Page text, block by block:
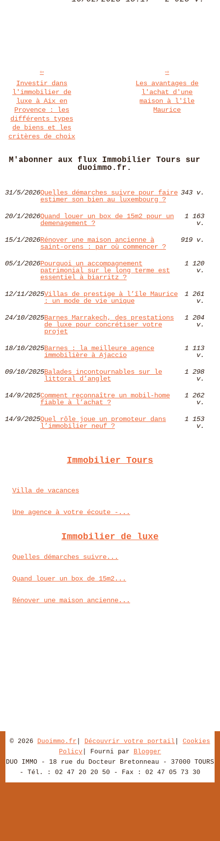
Investir dans
l'immobilier de
luxe à Aix en
Provence : les
différents types
de biens et les
critères de choix
Les avantages de
l'achat d'une
maison à l'île
Maurice
M'abonner aux flux Immobilier Tours sur
duoimmo.fr.
31/5/2026Quelles démarches suivre pour faire
estimer son bien au luxembourg ?
343 v.
20/1/2026Quand louer un box de 15m2 pour un
demenagement ?
1 163
v.
15/1/2026Rénover une maison ancienne à
saint-orens : par où commencer ?
919 v.
05/1/2026Pourquoi un accompagnement
patrimonial sur le long terme est
essentiel à biarritz ?
1 120
v.
12/11/2025Villas de prestige à l’île Maurice
: un mode de vie unique
1 261
v.
24/10/2025Barnes Marrakech, des prestations
de luxe pour concrétiser votre
projet
1 204
v.
18/10/2025Barnes : la meilleure agence
immobilière à Ajaccio
1 113
v.
09/10/2025Balades incontournables sur le
littoral d’anglet
1 298
v.
14/9/2025Comment reconnaître un mobil-home
fiable à l’achat ?
1 262
v.
14/9/2025Quel rôle joue un promoteur dans
l’immobilier neuf ?
1 153
v.
Immobilier Tours
Villa de vacances
Une agence à votre écoute -...
Immobilier de luxe
Quelles démarches suivre...
Quand louer un box de 15m2...
Rénover une maison ancienne...
© 2026 Duoimmo.fr Découvrir votre portail
Cookies
Policy | Fourni par
Blogger
DUO IMMO - 18 rue du Docteur Bretonneau - 37000 TOURS
- Tél. : 02 47 20 20 50 - Fax : 02 47 05 73 30